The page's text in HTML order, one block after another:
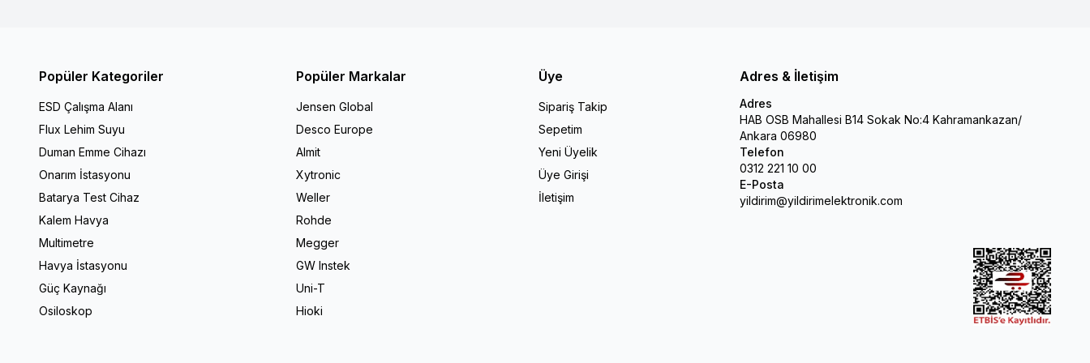
Popüler Kategoriler
ESD Çalışma Alanı
Flux Lehim Suyu
Duman Emme Cihazı
Onarım İstasyonu
Batarya Test Cihaz
Kalem Havya
Multimetre
Havya İstasyonu
Güç Kaynağı
Osiloskop
Popüler Markalar
Jensen Global
Desco Europe
Almit
Xytronic
Weller
Rohde
Megger
GW Instek
Uni-T
Hioki
Üye
Sipariş Takip
Sepetim
Yeni Üyelik
Üye Girişi
İletişim
Adres & İletişim
Adres
HAB OSB Mahallesi B14 Sokak No:4 Kahramankazan/
Ankara 06980
Telefon
0312 221 10 00
E-Posta
yildirim@yildirimelektronik.com